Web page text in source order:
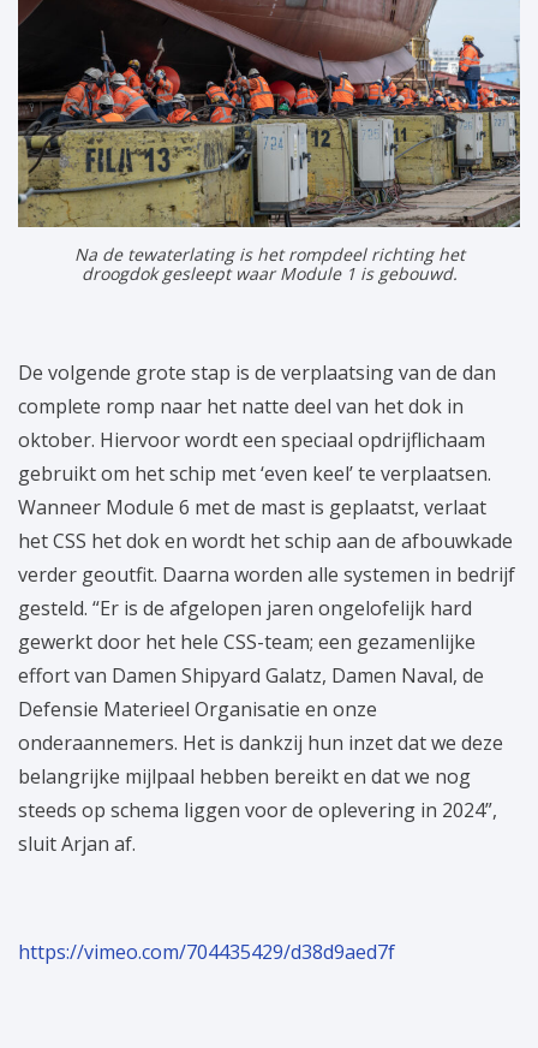
Na de tewaterlating is het rompdeel richting het
droogdok gesleept waar Module 1 is gebouwd.
De volgende grote stap is de verplaatsing van de dan
complete romp naar het natte deel van het dok in
oktober. Hiervoor wordt een speciaal opdrijflichaam
gebruikt om het schip met ‘even keel’ te verplaatsen.
Wanneer Module 6 met de mast is geplaatst, verlaat
het CSS het dok en wordt het schip aan de afbouwkade
verder geoutfit. Daarna worden alle systemen in bedrijf
gesteld. “Er is de afgelopen jaren ongelofelijk hard
gewerkt door het hele CSS-team; een gezamenlijke
effort van Damen Shipyard Galatz, Damen Naval, de
Defensie Materieel Organisatie en onze
onderaannemers. Het is dankzij hun inzet dat we deze
belangrijke mijlpaal hebben bereikt en dat we nog
steeds op schema liggen voor de oplevering in 2024”,
sluit Arjan af.
https://vimeo.com/704435429/d38d9aed7f